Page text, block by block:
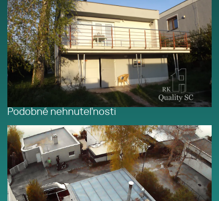
Podobné nehnuteľnosti
SENEC – SLNEČNÉ JAZERÁ JUH
– NA PREDAJ - romantická
rekreačná chata s výhodami
domu po rekonštrukcii s
prístupom na pláž